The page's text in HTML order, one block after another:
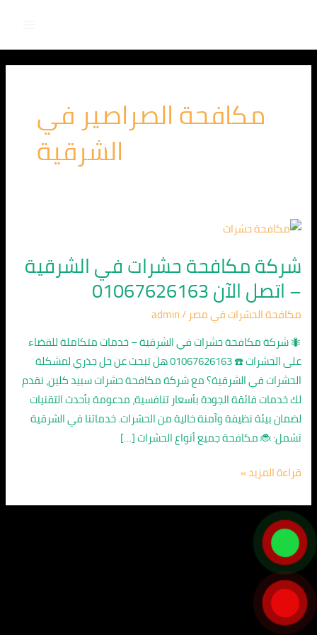
المحتوى
مكافحة الصراصير في
الشرقية
شركة مكافحة حشرات في الشرقية
– اتصل الآن 01067626163
مكافحة الحشرات في مصر/
admin
🐜 شركة مكافحة حشرات في الشرقية – خدمات متكاملة للقضاء
على الحشرات ☎️ 01067626163 هل تبحث عن حل جذري لمشكلة
الحشرات في الشرقية؟ مع شركة مكافحة حشرات سبيد كلين، نقدم
لك خدمات فائقة الجودة بأسعار تنافسية، مدعومة بأحدث التقنيات
لضمان بيئة نظيفة وآمنة خالية من الحشرات. خدماتنا في الشرقية
تشمل: 🐞 مكافحة جميع أنواع الحشرات […]
شركة
حشرات
الشرقية
–
اتصل
الآن
01067626163
قراءة المزيد »